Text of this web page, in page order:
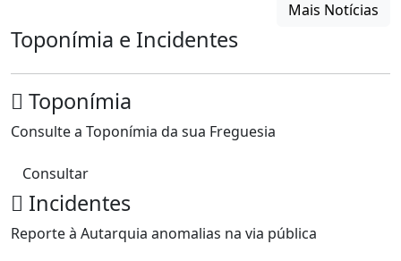
Mais Notícias
Toponímia e Incidentes
Toponímia
Consulte a Toponímia da sua Freguesia
Consultar
Incidentes
Reporte à Autarquia anomalias na via pública